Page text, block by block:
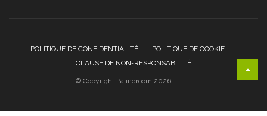
POLITIQUE DE CONFIDENTIALITÉ
POLITIQUE DE COOKIE
CLAUSE DE NON-RESPONSABILITÉ
© Copyright Palindroom 2026